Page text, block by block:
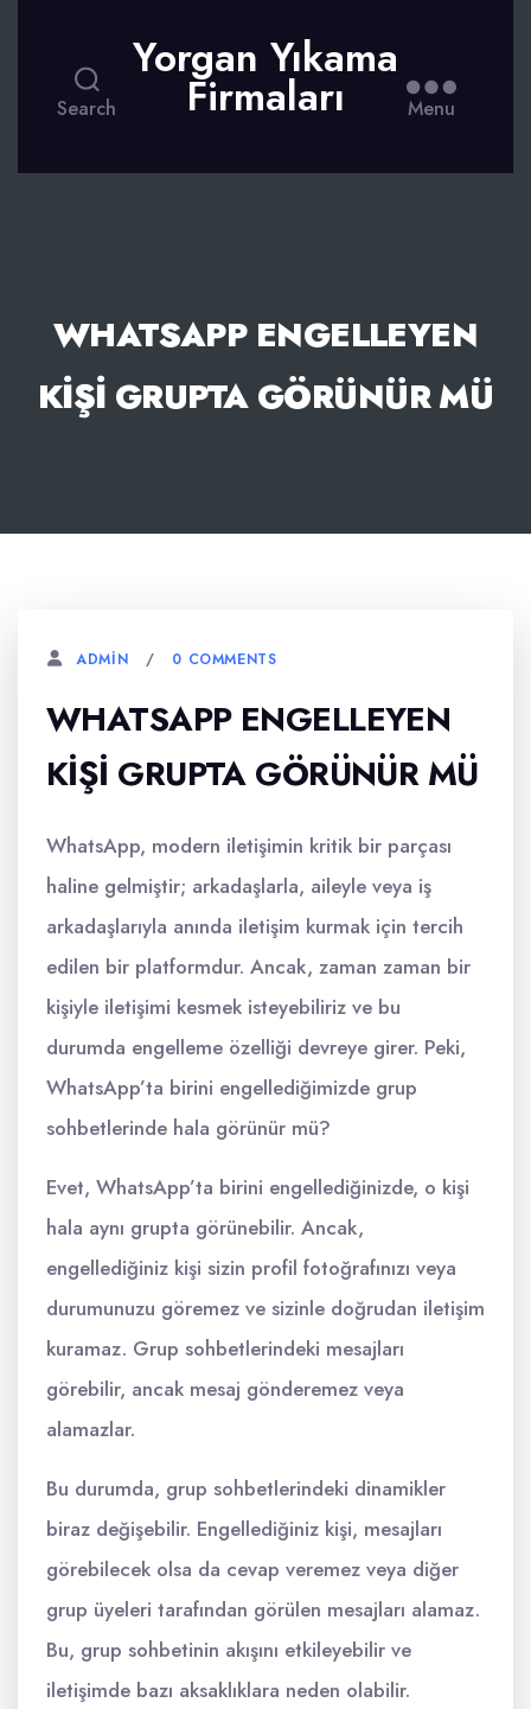
Search
Yorgan Yıkama
Firmaları Menu
WHATSAPP ENGELLEYEN
KIŞI GRUPTA GÖRÜNÜR MÜ
ADMIN 0 COMMENTS
WHATSAPP ENGELLEYEN
KIŞI GRUPTA GÖRÜNÜR MÜ
WhatsApp, modern iletişimin kritik bir parçası
haline gelmiştir; arkadaşlarla, aileyle veya iş
arkadaşlarıyla anında iletişim kurmak için tercih
edilen bir platformdur. Ancak, zaman zaman bir
kişiyle iletişimi kesmek isteyebiliriz ve bu
durumda engelleme özelliği devreye girer. Peki,
WhatsApp’ta birini engellediğimizde grup
sohbetlerinde hala görünür mü?
Evet, WhatsApp’ta birini engellediğinizde, o kişi
hala aynı grupta görünebilir. Ancak,
engellediğiniz kişi sizin profil fotoğrafınızı veya
durumunuzu göremez ve sizinle doğrudan iletişim
kuramaz. Grup sohbetlerindeki mesajları
görebilir, ancak mesaj gönderemez veya
alamazlar.
Bu durumda, grup sohbetlerindeki dinamikler
biraz değişebilir. Engellediğiniz kişi, mesajları
görebilecek olsa da cevap veremez veya diğer
grup üyeleri tarafından görülen mesajları alamaz.
Bu, grup sohbetinin akışını etkileyebilir ve
iletişimde bazı aksaklıklara neden olabilir.